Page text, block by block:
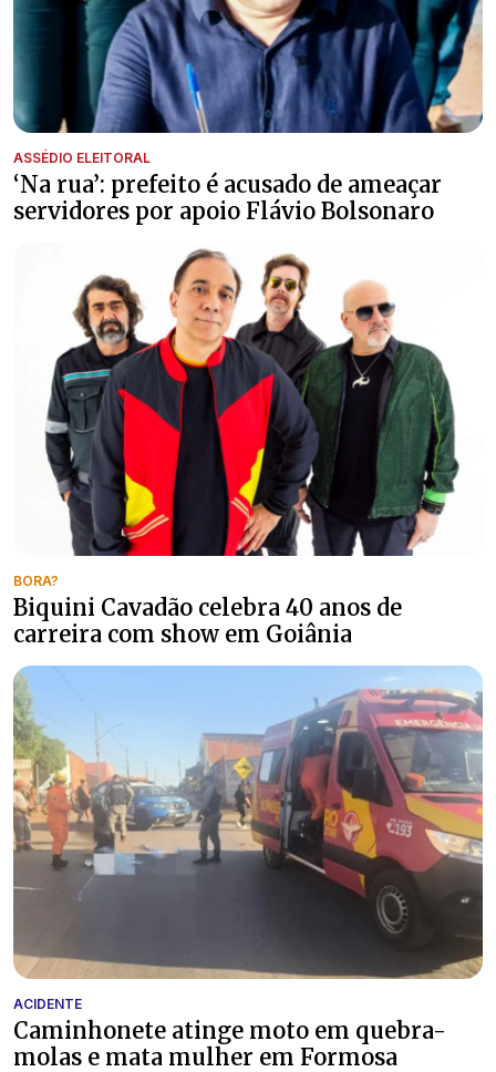
ASSÉDIO ELEITORAL
‘Na rua’: prefeito é acusado de ameaçar
servidores por apoio Flávio Bolsonaro
BORA?
Biquini Cavadão celebra 40 anos de
carreira com show em Goiânia
ACIDENTE
Caminhonete atinge moto em quebra-
molas e mata mulher em Formosa